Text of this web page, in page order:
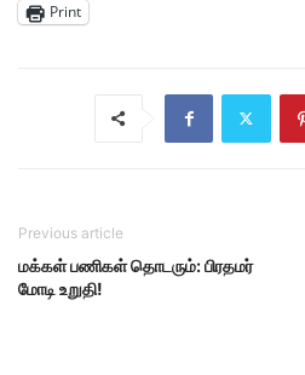
Print
Previous article
மக்கள் பணிகள் தொடரும்: பிரதமர்
மோடி உறுதி!